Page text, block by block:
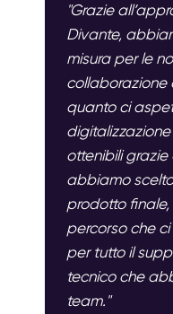
"Grazie
Divante,
misura per le
collaborazione
quanto ci
ottenibili
abbiamo
prodotto
percorso che
per tutto il
tecnico che
team."